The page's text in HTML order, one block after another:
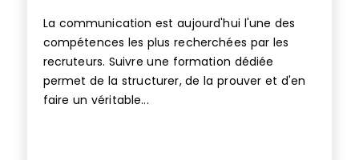
La communication est aujourd'hui l'une des
compétences les plus recherchées par les
recruteurs. Suivre une formation dédiée
permet de la structurer, de la prouver et d'en
faire un véritable...